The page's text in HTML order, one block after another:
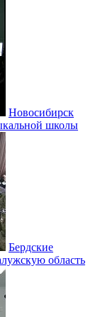
Новосибирск
школы
Бердские
область